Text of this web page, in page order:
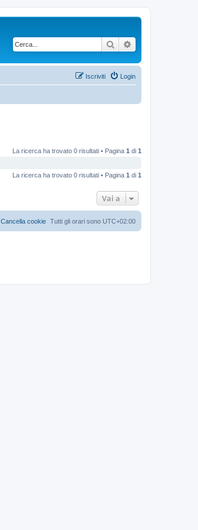
Cerca
Login
Iscriviti
La ricerca ha trovato 0 risultati • Pagina 1 di 1
La ricerca ha trovato 0 risultati • Pagina 1 di 1
Vai a
Tutti gli orari sono UTC+02:00
Cancella cookie